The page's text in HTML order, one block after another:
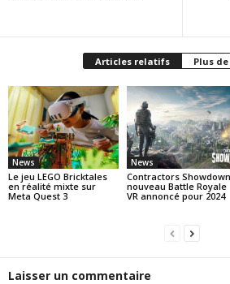
Articles relatifs Plus
News
Le jeu LEGO Bricktales
en réalité mixte sur
Meta Quest 3
News
Contractors
nouveau Battle Royale
VR annoncé pour 2024
Laisser un commentaire